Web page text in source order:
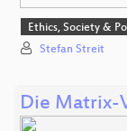
Ethics, Society &
Stefan Streit
Die Matrix-